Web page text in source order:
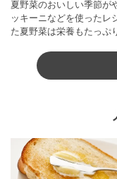
夏野菜のおいしい季節が
ッキーニなどを使ったレ
た夏野菜は栄養もたっぷ